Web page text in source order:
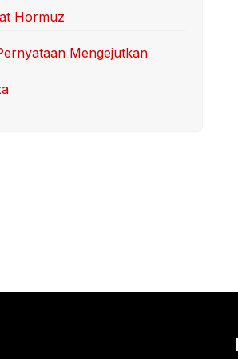
Hormuz
Mengejutkan